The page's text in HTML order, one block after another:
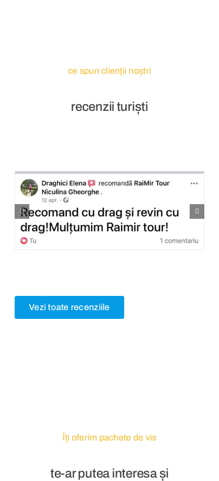
ce spun clienții noștri
recenzii turiști
Vezi toate recenziile
Îți oferim pachete de vis
te-ar putea interesa și